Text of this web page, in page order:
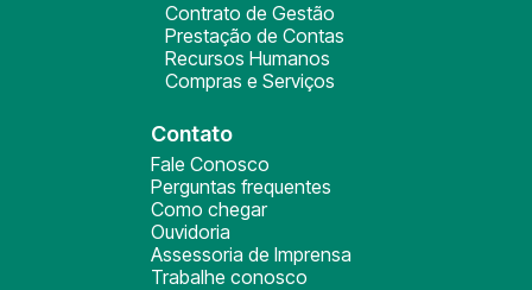
Contrato de Gestão
Prestação de Contas
Recursos Humanos
Compras e Serviços
Contato
Fale Conosco
Perguntas frequentes
Como chegar
Ouvidoria
Assessoria de Imprensa
Trabalhe conosco